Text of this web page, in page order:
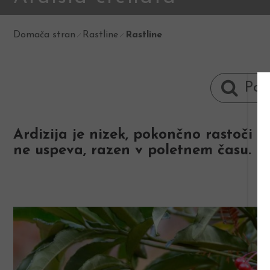
Domača stran Rastline Rastline
Ardizija je nizek, pokončno rastoči
ne uspeva, razen v poletnem času.